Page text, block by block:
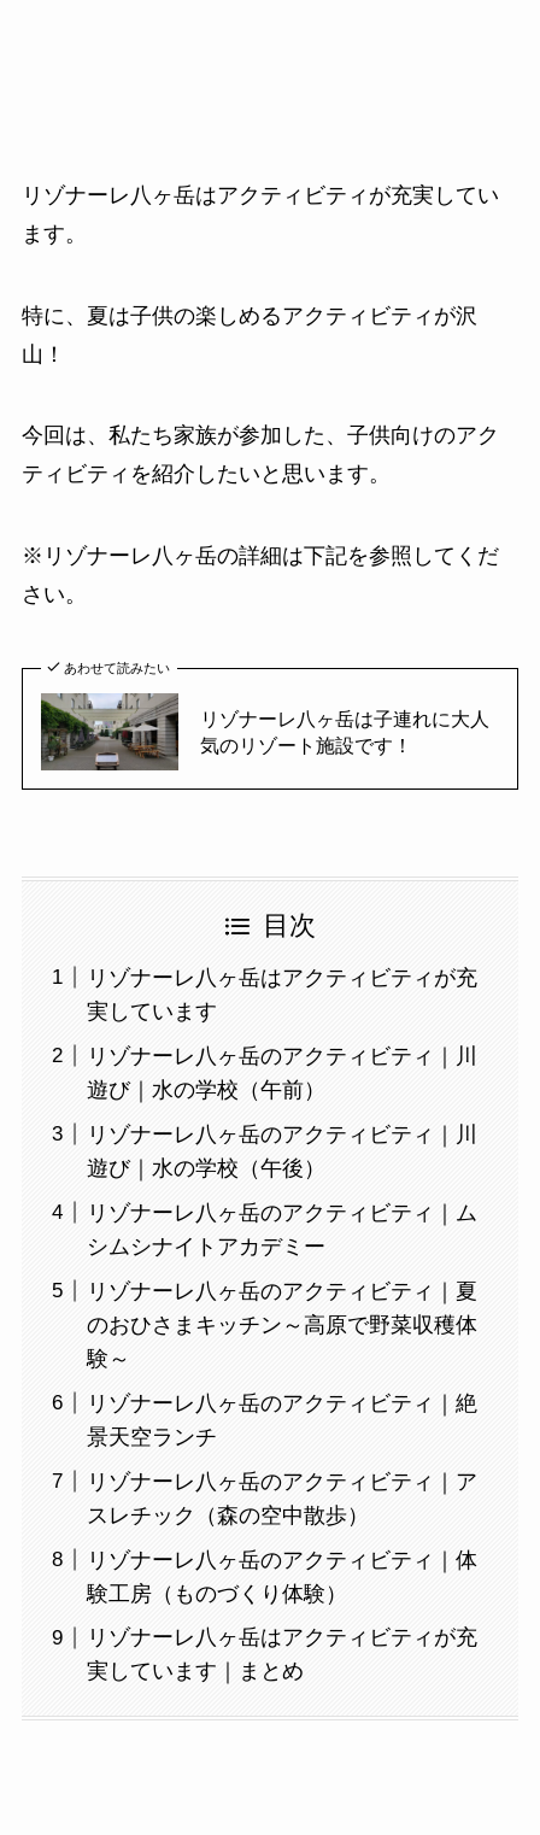
リゾナーレ八ヶ岳はアクティビティが充実してい
ます。
特に、夏は子供の楽しめるアクティビティが沢
山！
今回は、私たち家族が参加した、子供向けのアク
ティビティを紹介したいと思います。
※リゾナーレ八ヶ岳の詳細は下記を参照してくだ
さい。
あわせて読みたい
リゾナーレ八ヶ岳は子連れに大人
気のリゾート施設です！
目次
リゾナーレ八ヶ岳はアクティビティが充
実しています
リゾナーレ八ヶ岳のアクティビティ｜川
遊び｜水の学校（午前）
リゾナーレ八ヶ岳のアクティビティ｜川
遊び｜水の学校（午後）
リゾナーレ八ヶ岳のアクティビティ｜ム
シムシナイトアカデミー
リゾナーレ八ヶ岳のアクティビティ｜夏
のおひさまキッチン～高原で野菜収穫体
験～
リゾナーレ八ヶ岳のアクティビティ｜絶
景天空ランチ
リゾナーレ八ヶ岳のアクティビティ｜ア
スレチック（森の空中散歩）
リゾナーレ八ヶ岳のアクティビティ｜体
験工房（ものづくり体験）
リゾナーレ八ヶ岳はアクティビティが充
実しています｜まとめ